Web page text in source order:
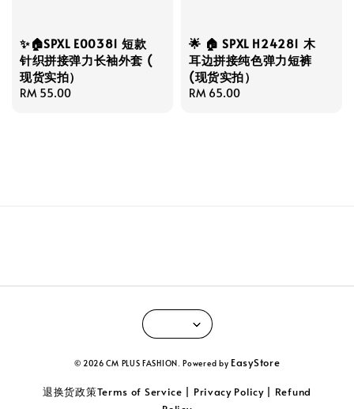
✨🏠SPXL E00381 短款
针织拼接弹力长袖外套 (
现货实拍）
Regular
RM 55.00
🌟 🏠 SPXL H24281 木
耳边拼接纯色弹力短裤
(现货实拍）
Regular
RM 65.00
© 2026 CM PLUS FASHION. Powered by EasyStore
退换货政策Terms of Service | Privacy Policy | Refund